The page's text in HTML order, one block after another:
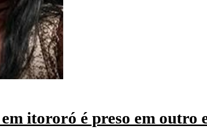
itororó é preso em outro